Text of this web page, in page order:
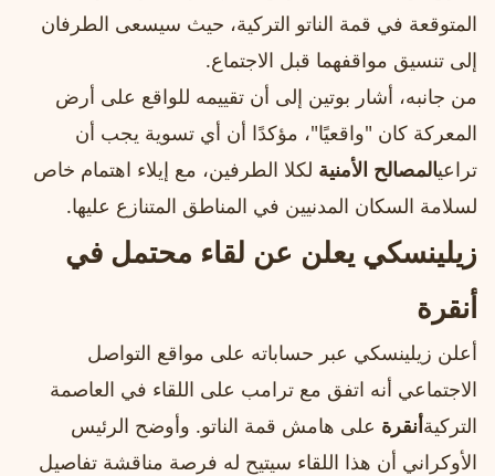
المتوقعة في قمة الناتو التركية، حيث سيسعى الطرفان
إلى تنسيق مواقفهما قبل الاجتماع.
من جانبه، أشار بوتين إلى أن تقييمه للواقع على أرض
المعركة كان "واقعيًا"، مؤكدًا أن أي تسوية يجب أن
تراعيالمصالح الأمنية لكلا الطرفين، مع إيلاء اهتمام خاص
لسلامة السكان المدنيين في المناطق المتنازع عليها.
زيلينسكي يعلن عن لقاء محتمل في
أنقرة
أعلن زيلينسكي عبر حساباته على مواقع التواصل
الاجتماعي أنه اتفق مع ترامب على اللقاء في العاصمة
التركيةأنقرة على هامش قمة الناتو. وأوضح الرئيس
الأوكراني أن هذا اللقاء سيتيح له فرصة مناقشة تفاصيل